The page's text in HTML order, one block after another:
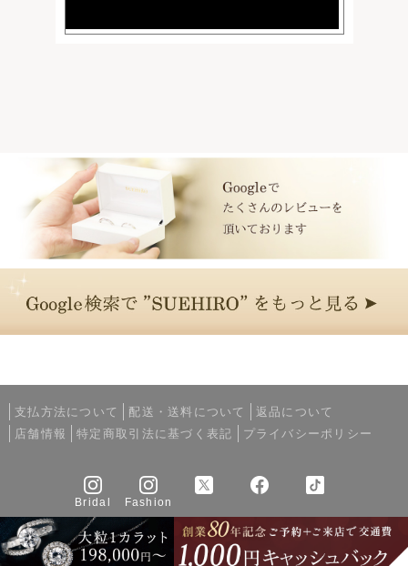
支払方法について 配送・送料について
返品について
店舗情報
特定商取引法に基づく表記 プライバシーポリシー
Bridal Fashion
Copyright © 2005-2026 SUEHIRO All rights reserved.